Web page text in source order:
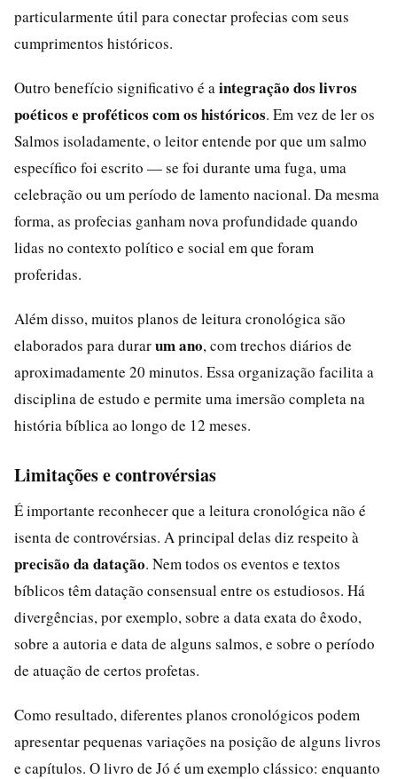
particularmente útil para conectar profecias com seus
cumprimentos históricos.
Outro benefício significativo é a integração dos livros
poéticos e proféticos com os históricos. Em vez de ler os
Salmos isoladamente, o leitor entende por que um salmo
específico foi escrito — se foi durante uma fuga, uma
celebração ou um período de lamento nacional. Da mesma
forma, as profecias ganham nova profundidade quando
lidas no contexto político e social em que foram
proferidas.
Além disso, muitos planos de leitura cronológica são
elaborados para durarum ano, com trechos diários de
aproximadamente 20 minutos. Essa organização facilita a
disciplina de estudo e permite uma imersão completa na
história bíblica ao longo de 12 meses.
Limitações e controvérsias
É importante reconhecer que a leitura cronológica não é
isenta de controvérsias. A principal delas diz respeito à
precisão da datação. Nem todos os eventos e textos
bíblicos têm datação consensual entre os estudiosos. Há
divergências, por exemplo, sobre a data exata do êxodo,
sobre a autoria e data de alguns salmos, e sobre o período
de atuação de certos profetas.
Como resultado, diferentes planos cronológicos podem
apresentar pequenas variações na posição de alguns livros
e capítulos. O livro de Jó é um exemplo clássico: enquanto